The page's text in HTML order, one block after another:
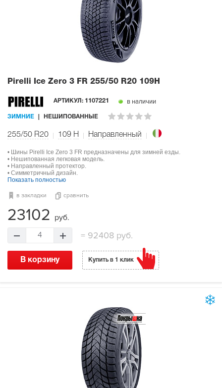
Pirelli Ice Zero 3 FR 255/50 R20 109H
АРТИКУЛ: 1107221 в наличии
ЗИМНИЕ НЕШИПОВАННЫЕ
255/50 R20 109 H Направленный
• Шины Pirelli Ice Zero 3 FR предназначены для зимней езды.
• Нешипованная легковая модель.
• Направленный протектор.
• Симметричный дизайн.
Показать полностью
в закладки сравнить
23102 руб.
4 = 92408 руб.
В корзину Купить в 1 клик